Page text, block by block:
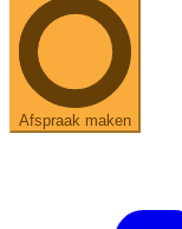
Afspraak maken